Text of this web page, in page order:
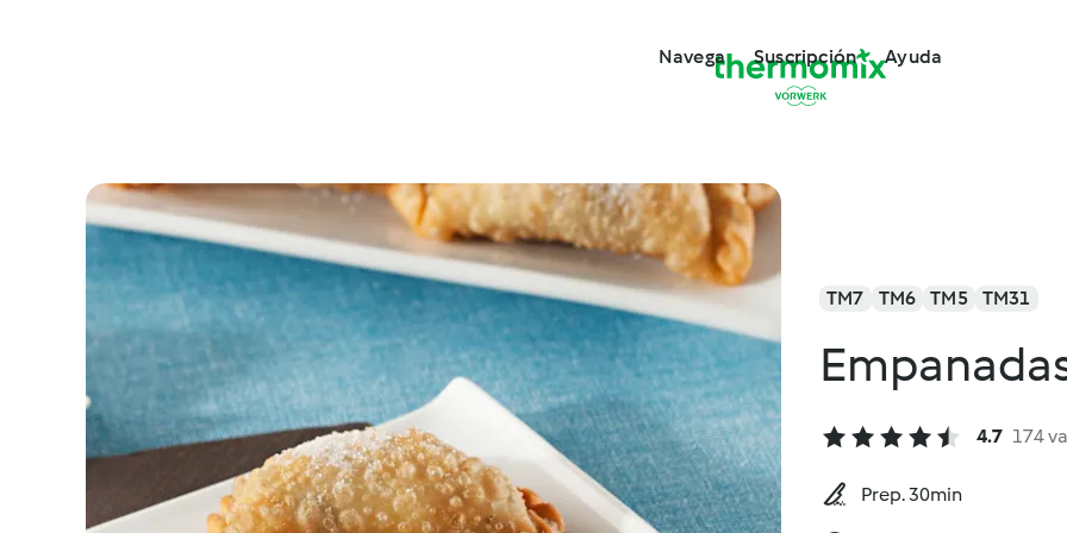
Navega Suscripción Ayuda
TM7 TM6 TM5 TM31
4.7 174
Prep. 30min